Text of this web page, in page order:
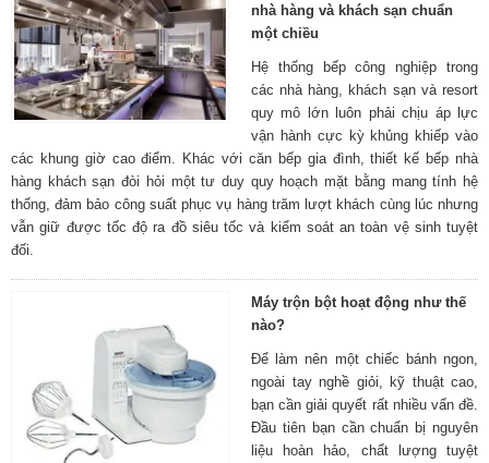
nhà hàng và khách sạn chuẩn
một chiều
Hệ thống bếp công nghiệp trong
các nhà hàng, khách sạn và resort
quy mô lớn luôn phải chịu áp lực
vận hành cực kỳ khủng khiếp vào
các khung giờ cao điểm. Khác với căn bếp gia đình, thiết kế bếp nhà
hàng khách sạn đòi hỏi một tư duy quy hoạch mặt bằng mang tính hệ
thống, đảm bảo công suất phục vụ hàng trăm lượt khách cùng lúc nhưng
vẫn giữ được tốc độ ra đồ siêu tốc và kiểm soát an toàn vệ sinh tuyệt
đối.
Máy trộn bột hoạt động như thế
nào?
Để làm nên một chiếc bánh ngon,
ngoài tay nghề giỏi, kỹ thuật cao,
bạn cần giải quyết rất nhiều vấn đề.
Đầu tiên bạn cần chuẩn bị nguyên
liệu hoàn hảo, chất lượng tuyệt